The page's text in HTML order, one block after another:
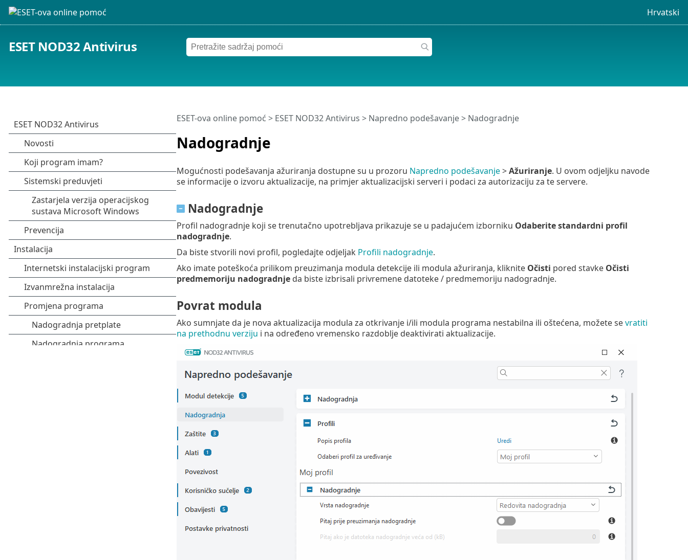
Hrvatski
ESET NOD32 Antivirus
Nadogradnje
ESET-ova online pomoć > ESET NOD32 Antivirus > Napredno podešavanje> Nadogradnje
Mogućnosti podešavanja ažuriranja dostupne su u prozoru Napredno podešavanje>Ažuriranje. U ovom odjeljku navode
se informacije o izvoru aktualizacije, na primjer aktualizacijski serveri i podaci za autorizaciju za te servere.
Nadogradnje
Profil nadogradnje koji se trenutačno upotrebljava prikazuje se u padajućem izborniku Odaberite standardni profil
nadogradnje.
Da biste stvorili novi profil, pogledajte odjeljak Profili nadogradnje.
Ako imate poteškoća prilikom preuzimanja modula detekcije ili modula ažuriranja, kliknite Očisti pored stavke Očisti
predmemoriju nadogradnjeda biste izbrisali privremene datoteke / predmemoriju nadogradnje.
Povrat modula
Ako sumnjate da je nova aktualizacija modula za otkrivanje i/ili modula programa nestabilna ili oštećena, možete sevratiti
na prethodnu verziju i na određeno vremensko razdoblje deaktivirati aktualizacije.